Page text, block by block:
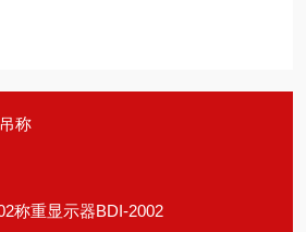
称
称重显示器BDI-2002